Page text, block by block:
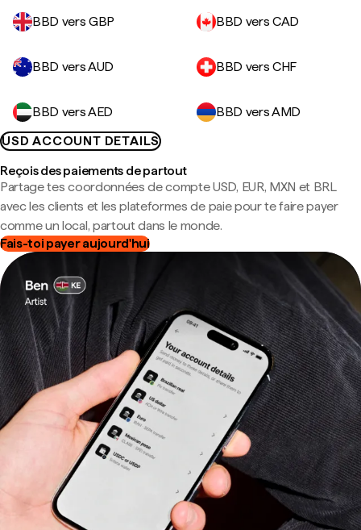
BBD vers GBP BBD vers CAD
BBD vers AUD BBD vers CHF
BBD vers AED
BBD vers AMD
USD ACCOUNT DETAILS
Reçois des paiements de partout
Partage tes coordonnées de compte USD, EUR, MXN et BRL
avec les clients et les plateformes de paie pour te faire payer
comme un local, partout dans le monde.
Fais-toi payer aujourd'hui